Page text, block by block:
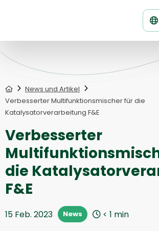
HomeNews und Artikel
Verbesserter Multifunktionsmischer für die
Katalysatorverarbeitung F&E
Verbesserter
die
F&E
15 Feb. 2023 News < 1 min